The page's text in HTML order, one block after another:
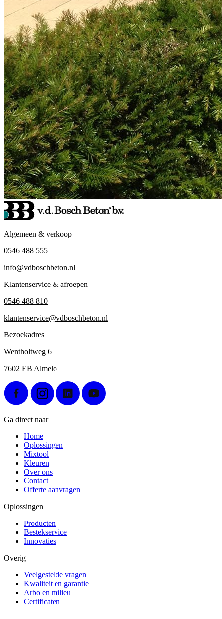
Algemeen & verkoop
0546 488 555
info@vdboschbeton.nl
Klantenservice & afroepen
0546 488 810
klantenservice@vdboschbeton.nl
Bezoekadres
Wentholtweg 6
7602 EB Almelo
Ga direct naar
Home
Oplossingen
Mixtool
Kleuren
Over ons
Contact
Offerte aanvragen
Oplossingen
Producten
Bestekservice
Innovaties
Overig
Veelgestelde vragen
Kwaliteit en garantie
Arbo en milieu
Certificaten